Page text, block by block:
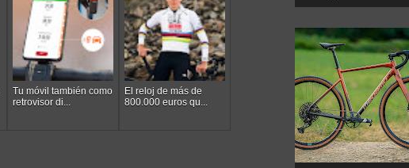
Tu móvil también como
retrovisor di...
El reloj de más de
800.000 euros qu...